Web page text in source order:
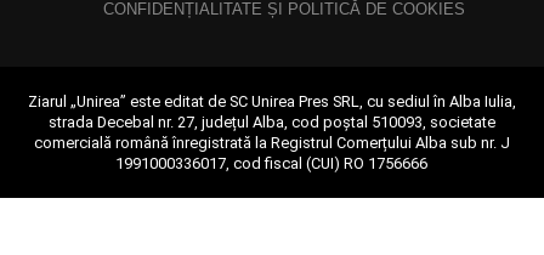
CONFIDENȚIALITATE ȘI POLITICĂ DE COOKIES
Ziarul „Unirea” este editat de SC Unirea Pres SRL, cu sediul în Alba Iulia,
strada Decebal nr. 27, județul Alba, cod poștal 510093, societate
comercială română înregistrată la Registrul Comerțului Alba sub nr. J
1991000336017, cod fiscal (CUI) RO 1756666